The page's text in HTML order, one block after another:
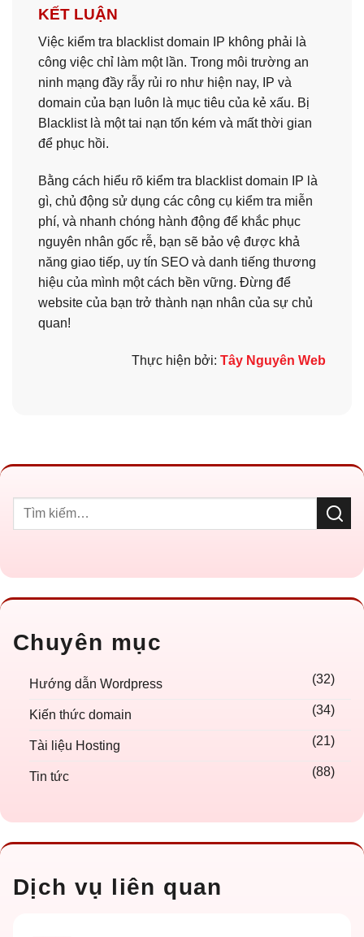
KẾT LUẬN
Việc kiểm tra blacklist domain IP không phải là
công việc chỉ làm một lần. Trong môi trường an
ninh mạng đầy rẫy rủi ro như hiện nay, IP và
domain của bạn luôn là mục tiêu của kẻ xấu. Bị
Blacklist là một tai nạn tốn kém và mất thời gian
để phục hồi.
Bằng cách hiểu rõ kiểm tra blacklist domain IP là
gì, chủ động sử dụng các công cụ kiểm tra miễn
phí, và nhanh chóng hành động để khắc phục
nguyên nhân gốc rễ, bạn sẽ bảo vệ được khả
năng giao tiếp, uy tín SEO và danh tiếng thương
hiệu của mình một cách bền vững. Đừng để
website của bạn trở thành nạn nhân của sự chủ
quan!
Thực hiện bởi: Tây Nguyên Web
Chuyên mục
Hướng dẫn Wordpress (32)
Kiến thức domain (34)
Tài liệu Hosting (21)
Tin tức (88)
Dịch vụ liên quan